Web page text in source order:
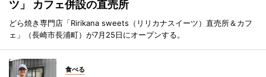
ツ」 カフェ併設の直売所
どら焼き専門店「Ririkana sweets（リリカナスイーツ）直売所＆カフ
ェ」（長崎市長浦町）が7月25日にオープンする。
食べる